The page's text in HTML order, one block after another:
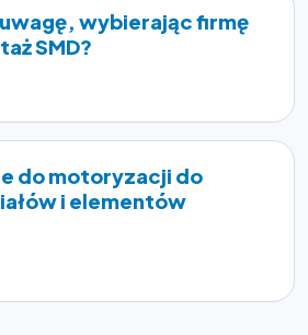
wybierając firmę
SMD?
do motoryzacji do
i elementów